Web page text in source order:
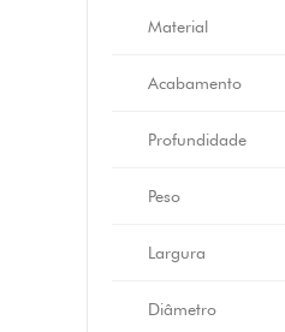
Material
Acabamento
Profundidade
Peso
Largura
Diâmetro